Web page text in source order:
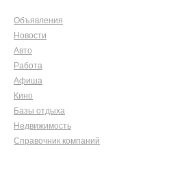
Объявления
Новости
Авто
Работа
Афиша
Кино
Базы отдыха
Недвижимость
Справочник компаний